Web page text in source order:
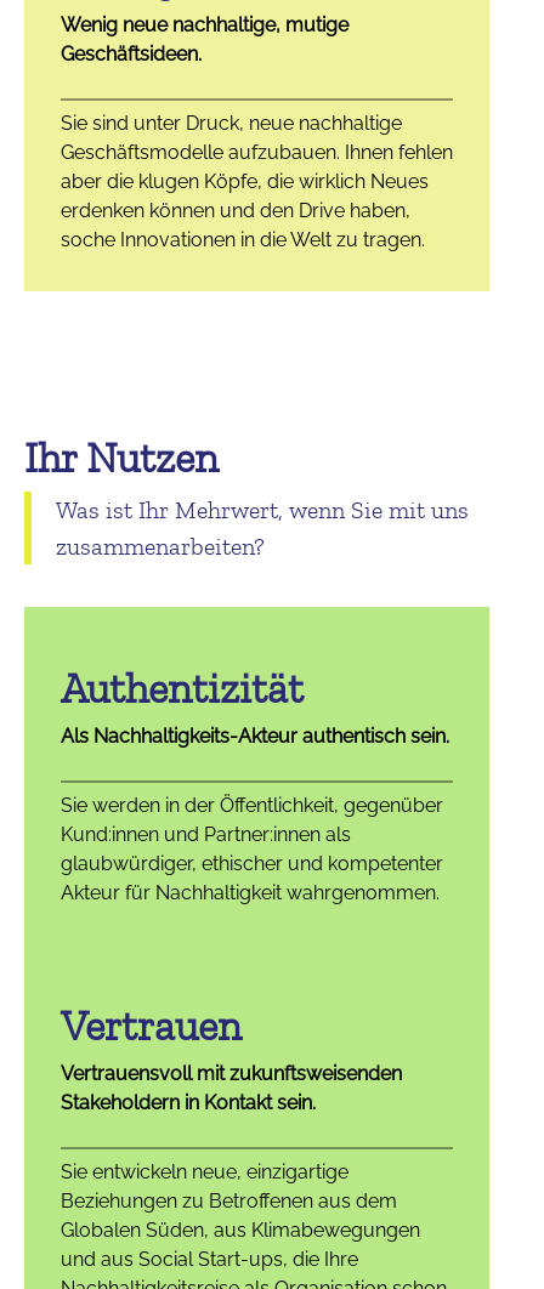
Wenig neue nachhaltige, mutige
Geschäftsideen.
Sie sind unter Druck, neue nachhaltige
Geschäftsmodelle aufzubauen. Ihnen fehlen
aber die klugen Köpfe, die wirklich Neues
erdenken können und den Drive haben,
soche Innovationen in die Welt zu tragen.
Ihr Nutzen
Was ist Ihr Mehrwert, wenn Sie mit uns
zusammenarbeiten?
Authentizität
Als Nachhaltigkeits-Akteur authentisch sein.
Sie werden in der Öffentlichkeit, gegenüber
Kund:innen und Partner:innen als
glaubwürdiger, ethischer und kompetenter
Akteur für Nachhaltigkeit wahrgenommen.
Vertrauen
Vertrauensvoll mit zukunftsweisenden
Stakeholdern in Kontakt sein.
Sie entwickeln neue, einzigartige
Beziehungen zu Betroffenen aus dem
Globalen Süden, aus Klimabewegungen
und aus Social Start-ups, die Ihre